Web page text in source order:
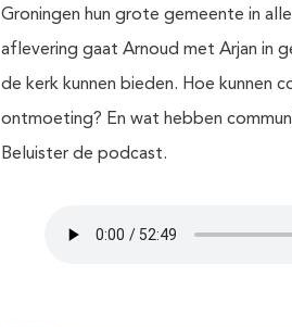
Groningen hun grote gemeente in
aflevering gaat Arnoud met Arjan in
de kerk kunnen bieden. Hoe kunnen
ontmoeting? En wat hebben
Beluister de podcast.